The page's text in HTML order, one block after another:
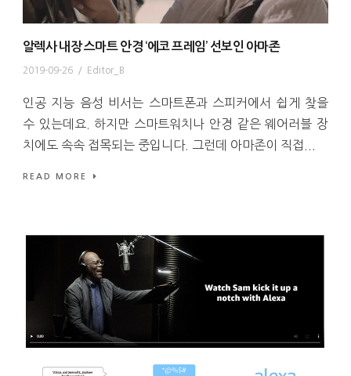
알렉사 내장 스마트 안경 ‘에코 프레임’ 선보인 아마존
2019-09-26 / Editor_B
인공 지능 음성 비서는 스마트폰과 스피커에서 쉽게 찾을
수 있는데요. 하지만 스마트워치나 안경 같은 웨어러블 장
치에도 속속 접목되는 중입니다. 그런데 아마존이 직접...
READ MORE